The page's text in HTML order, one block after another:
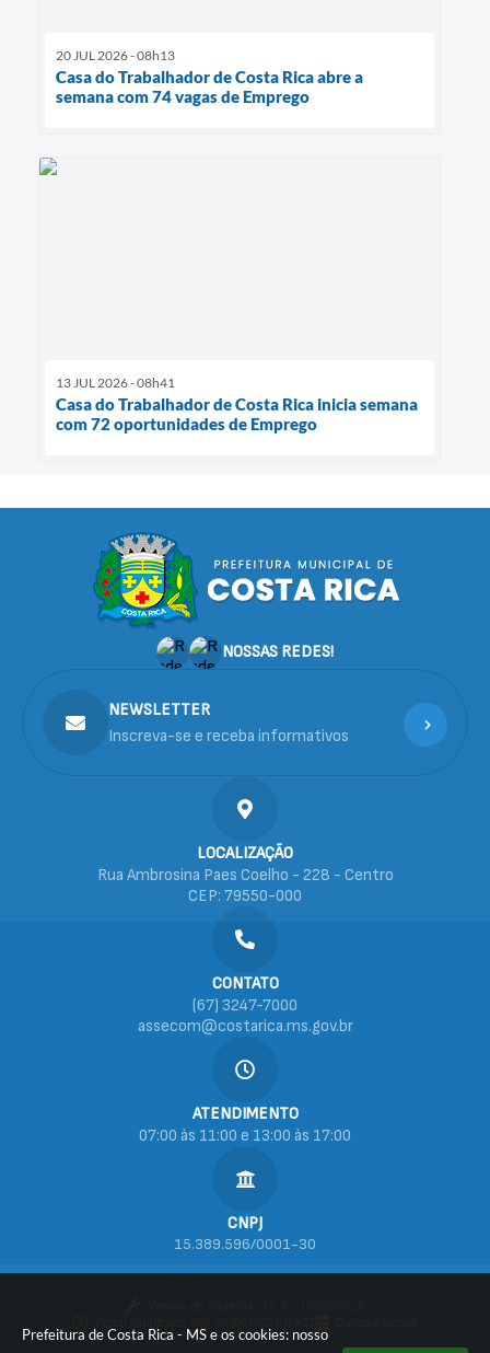
Prefeitura de Costa Rica - MS e os cookies: nosso
20 JUL 2026 - 08h13
Casa do Trabalhador de Costa Rica abre a
semana com 74 vagas de Emprego
13 JUL 2026 - 08h41
Casa do Trabalhador de Costa Rica inicia semana
com 72 oportunidades de Emprego
NOSSAS REDES!
LOCALIZAÇÃO
Rua Ambrosina Paes Coelho - 228 - Centro
CEP: 79550-000
CONTATO
(67) 3247-7000
assecom@costarica.ms.gov.br
ATENDIMENTO
07:00 às 11:00 e 13:00 às 17:00
CNPJ
15.389.596/0001-30
NEWSLETTER
Inscreva-se e receba informativos